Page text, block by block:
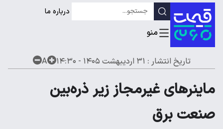
درباره ما
تاریخ انتشار : ۳۱ اردیبهشت ۱۴۰۵ - ۱۴:۳۰ A
ماینرهای غیرمجاز زیر ذره‌بین
صنعت برق